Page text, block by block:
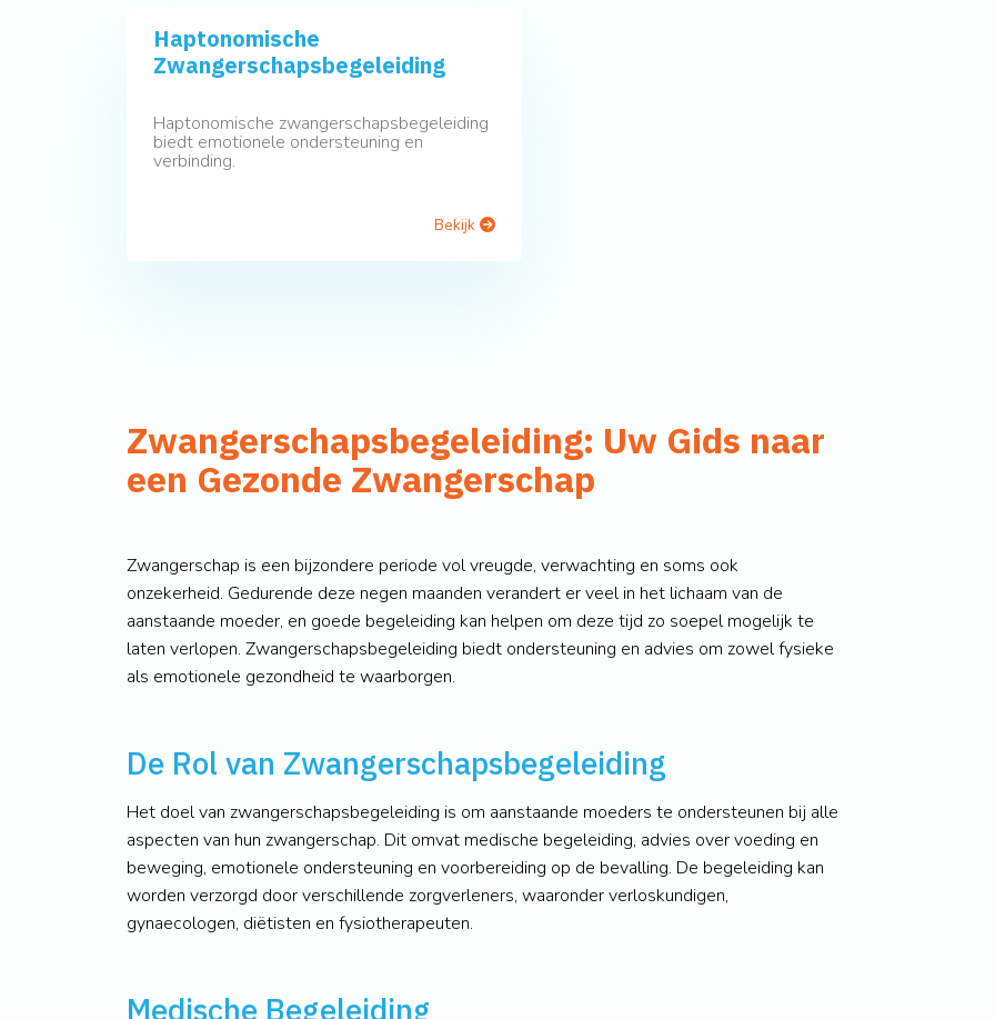
Haptonomische
Zwangerschapsbegeleiding
Haptonomische zwangerschapsbegeleiding
biedt emotionele ondersteuning en
verbinding.
Bekijk
Zwangerschapsbegeleiding: Uw Gids naar
een Gezonde Zwangerschap
Zwangerschap is een bijzondere periode vol vreugde, verwachting en soms ook
onzekerheid. Gedurende deze negen maanden verandert er veel in het lichaam van de
aanstaande moeder, en goede begeleiding kan helpen om deze tijd zo soepel mogelijk te
laten verlopen. Zwangerschapsbegeleiding biedt ondersteuning en advies om zowel fysieke
als emotionele gezondheid te waarborgen.
De Rol van Zwangerschapsbegeleiding
Het doel van zwangerschapsbegeleiding is om aanstaande moeders te ondersteunen bij alle
aspecten van hun zwangerschap. Dit omvat medische begeleiding, advies over voeding en
beweging, emotionele ondersteuning en voorbereiding op de bevalling. De begeleiding kan
worden verzorgd door verschillende zorgverleners, waaronder verloskundigen,
gynaecologen, diëtisten en fysiotherapeuten.
Medische Begeleiding